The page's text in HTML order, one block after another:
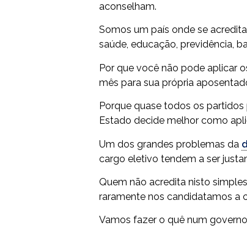
aconselham.
Somos um país onde se
saúde, educação, previdência,
Por que você não pode aplicar
mês para sua própria
Porque quase todos os
Estado decide melhor como
Um dos grandes problemas da
cargo eletivo tendem a ser
Quem não acredita nisto
raramente nos candidatamos a
Vamos fazer o quê num